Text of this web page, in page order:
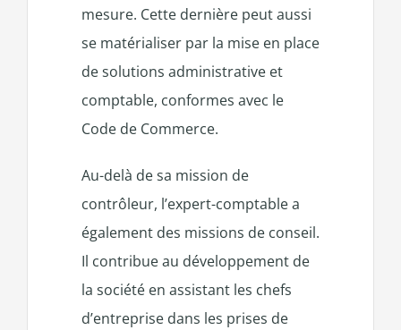
mesure. Cette dernière peut aussi
se matérialiser par la mise en place
de solutions administrative et
comptable, conformes avec le
Code de Commerce.
Au-delà de sa mission de
contrôleur, l’expert-comptable a
également des missions de conseil.
Il contribue au développement de
la société en assistant les chefs
d’entreprise dans les prises de